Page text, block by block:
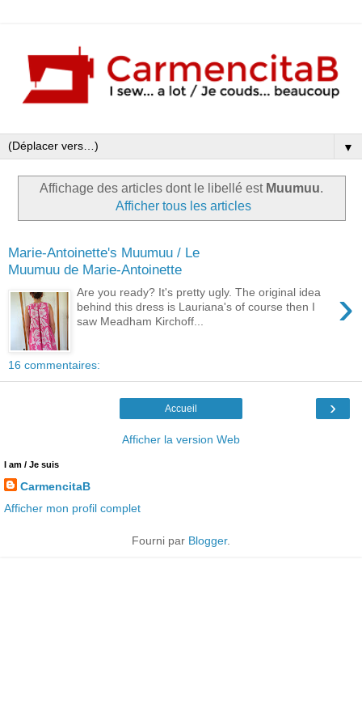
▼
Affichage des articles dont le libellé est Muumuu.
Afficher tous les articles
Marie-Antoinette's Muumuu / Le
Muumuu de Marie-Antoinette
›
Are you ready? It's pretty ugly. The original idea
behind this dress is Lauriana's of course then I
saw Meadham Kirchoff...
16 commentaires:
›
Accueil
Afficher la version Web
I am / Je suis
CarmencitaB
Afficher mon profil complet
Fourni par Blogger.